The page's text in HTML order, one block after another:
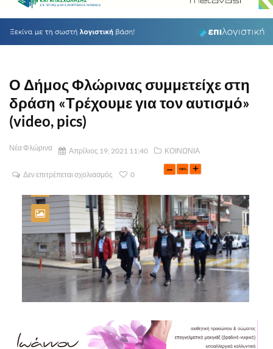
Ο Δήμος Φλώρινας συμμετείχε στη
δράση «Τρέχουμε για τον αυτισμό»
(video, pics)
Νέα Φλώρινα Απρίλιος 19, 2021 11:40 ΚΟΙΝΩΝΙΑ
Δεν επιτρέπεται σχολιασμός 0